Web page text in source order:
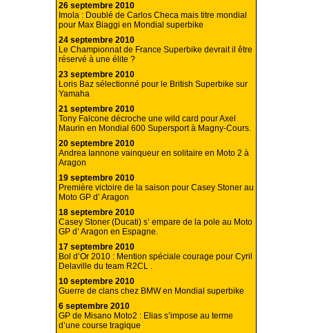
26 septembre 2010
Imola : Doublé de Carlos Checa mais titre mondial
pour Max Biaggi en Mondial superbike
24 septembre 2010
Le Championnat de France Superbike devrait il être
réservé à une élite ?
23 septembre 2010
Loris Baz sélectionné pour le British Superbike sur
Yamaha
21 septembre 2010
Tony Falcone décroche une wild card pour Axel
Maurin en Mondial 600 Supersport à Magny-Cours.
20 septembre 2010
Andrea Iannone vainqueur en solitaire en Moto 2 à
Aragon
19 septembre 2010
Première victoire de la saison pour Casey Stoner au
Moto GP d’ Aragon
18 septembre 2010
Casey Stoner (Ducati) s’ empare de la pole au Moto
GP d’ Aragon en Espagne.
17 septembre 2010
Bol d’Or 2010 : Mention spéciale courage pour Cyril
Delaville du team R2CL .
10 septembre 2010
Guerre de clans chez BMW en Mondial superbike
6 septembre 2010
GP de Misano Moto2 : Elias s’impose au terme
d’une course tragique